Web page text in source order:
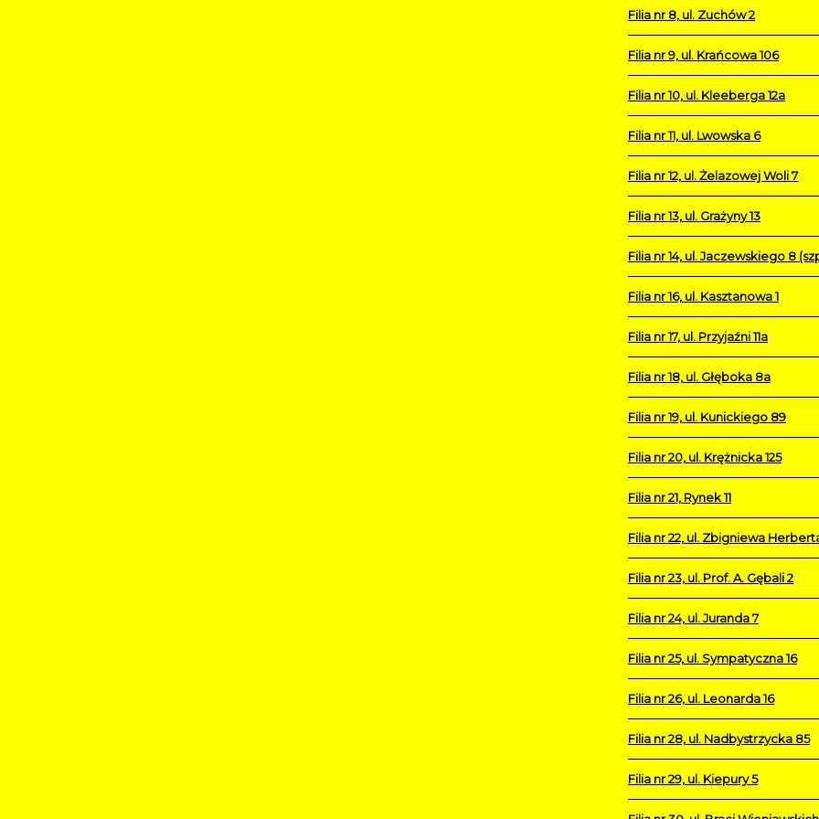
Filia nr 8, ul. Zuchów 2
Filia nr 9, ul. Krańcowa 106
Filia nr 10, ul. Kleeberga 12a
Filia nr 11, ul. Lwowska 6
Filia nr 12, ul. Żelazowej Woli 7
Filia nr 13, ul. Grażyny 13
Filia nr 14, ul. Jaczewskiego 8
Filia nr 16, ul. Kasztanowa 1
Filia nr 17, ul. Przyjaźni 11a
Filia nr 18, ul. Głęboka 8a
Filia nr 19, ul. Kunickiego 89
Filia nr 20, ul. Krężnicka 125
Filia nr 21, Rynek 11
Filia nr 22, ul. Zbigniewa
Filia nr 23, ul. Prof. A. Gębali 2
Filia nr 24, ul. Juranda 7
Filia nr 25, ul. Sympatyczna 16
Filia nr 26, ul. Leonarda 16
Filia nr 28, ul. Nadbystrzycka 85
Filia nr 29, ul. Kiepury 5